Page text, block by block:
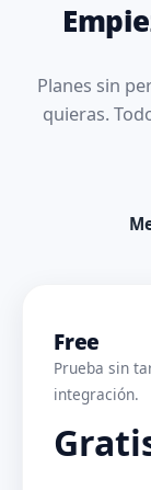
Planes sin
quieras.
Free
Prueba sin
integración.